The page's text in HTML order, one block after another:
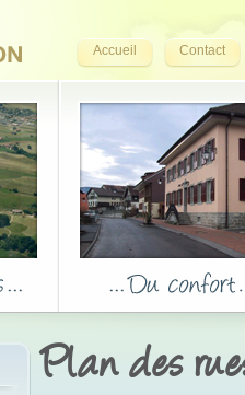
Accueil Contact
Plan des